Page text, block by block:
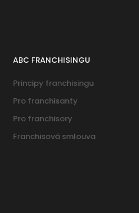
ABC FRANCHISINGU
Principy franchisingu
Pro franchisanty
Pro franchisory
Franchisová smlouva